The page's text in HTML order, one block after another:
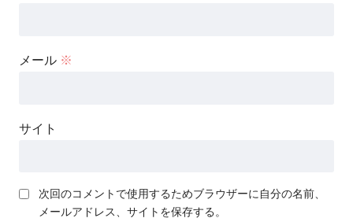
メール ※
サイト
次回のコメントで使用するためブラウザーに自分の名前、
メールアドレス、サイトを保存する。